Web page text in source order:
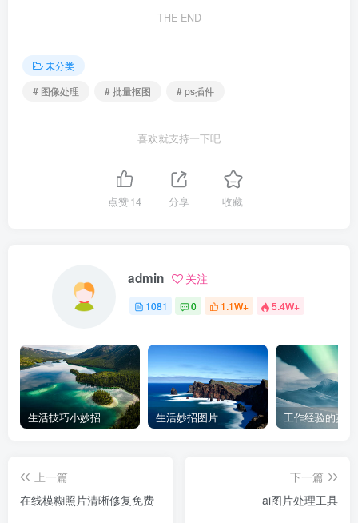
THE END
未分类
# 图像处理
# 批量抠图 # ps插件
喜欢就支持一下吧
点赞14 分享 收藏
admin 关注
1081 0 1.1W+ 5.4W+
生活技巧小妙招 生活妙招图片 工作经验的英
上一篇
在线模糊照片清晰修复免费
下一篇
ai图片处理工具